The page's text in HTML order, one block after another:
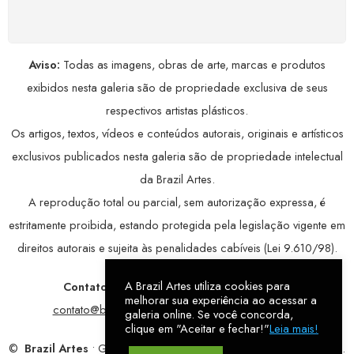
Aviso: Todas as imagens, obras de arte, marcas e produtos
exibidos nesta galeria são de propriedade exclusiva de seus
respectivos artistas plásticos.
Os artigos, textos, vídeos e conteúdos autorais, originais e artísticos
exclusivos publicados nesta galeria são de propriedade intelectual
da Brazil Artes.
A reprodução total ou parcial, sem autorização expressa, é
estritamente proibida, estando protegida pela legislação vigente em
direitos autorais e sujeita às penalidades cabíveis (Lei 9.610/98).
Contatos: WhatsApp:79 9998-1221/ E-mail:
contato@brazilartes.com/ Instagram:@brazilartes
© Brazil Artes • Galeria Online.9 anosde história (2017 – 2026).
A Brazil Artes utiliza cookies para
melhorar sua experiência ao acessar a
galeria online. Se você concorda,
clique em "Aceitar e fechar!"Leia mais!